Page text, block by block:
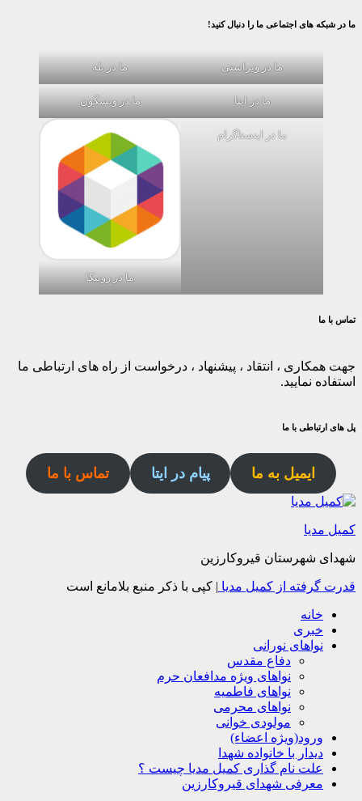
ما در شبکه های اجتماعی ما را دنبال کنید!
ما در ویراستی ما در بله
ما در ایتا ما در ویسگون
ما در اینستاگرام
ما در روبیکا
تماس با ما
جهت همکاری ، انتقاد ، پیشنهاد ، درخواست از راه های ارتباطی ما
استفاده نمایید.
پل های ارتباطی با ما
ایمیل به ما پیام در ایتا تماس با ما
کمیل مدیا
شهدای شهرستان قیروکارزین
قدرت گرفته از کمیل مدیا | کپی با ذکر منبع بلامانع است
خانه
خبری
نواهای نورانی
دفاع مقدس
نواهای ویژه مدافعان حرم
نواهای فاطمیه
نواهای محرمی
مولودی خوانی
ورود(ویژه اعضاء)
دیدار با خانواده شهدا
علت نام گذاری کمیل مدیا چیست ؟
معرفی شهدای قیروکارزین